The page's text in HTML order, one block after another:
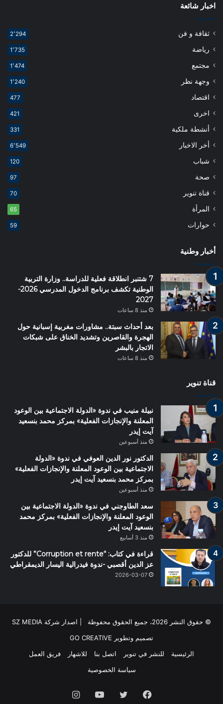
اخبار شائعة
ثقافة و فن 2٬294
رياضة 1٬735
مجتمع 1٬474
وجهة نظر 1٬240
اقتصاد 477
اخرى 421
أنشطة ملكية 331
أخر الاخبار 6٬549
شباب 120
صحة 97
قناة تنوير 70
المرأة 65
حوارات 59
أخبار وطنية
7 شتنبر انطلاقة فعلية للدراسة.. وزارة التربية
الوطنية تكشف برنامج الدخول المدرسي 2026-
2027
منذ 8 ساعات
بعد أحداث سبتة.. مشاورات مغربية إسبانية حول
الهجرة والقاصرين وتشديد الخناق على شبكات
الاتجار بالبشر
منذ 8 ساعات
قناة تنوير
نبيلة منيب في ندوة «الدولة الاجتماعية بين الوعود
المعلنة والإنجازات الفعلية» بمركز محمد بنسعيد
آيت إيدر
منذ أسبوعين
الدكتور نور الدين العوفي في ندوة «الدولة
الاجتماعية بين الوعود المعلنة والإنجازات الفعلية»
بمركز محمد بنسعيد آيت إيدر
منذ أسبوعين
سعد الطاوجني في ندوة «الدولة الاجتماعية بين
الوعود المعلنة والإنجازات الفعلية» بمركز محمد
بنسعيد آيت إيدر
منذ 3 أسابيع
قراءة في كتاب: “Corruption et rente” للدكتور
عز الدين أقصبي -ندوة فيدرالية اليسار الديمقراطي
2026-03-07
© حقوق النشر 2026، جميع الحقوق محفوظة | اصدار شركة SZ MEDIA
تصميم وتطوير GO CREATIVE
الرئيسية
للنشر في تنوير اتصل بنا للاشهار
فريق العمل
سياسة الخصوصية
فيسبوك تويتر يوتيوب